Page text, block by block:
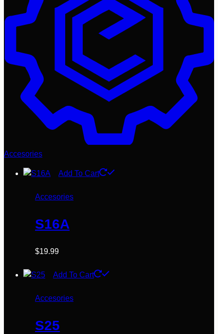
Accesories
Add To Cart
Accesories
S16A
$19.99
Add To Cart
Accesories
S25